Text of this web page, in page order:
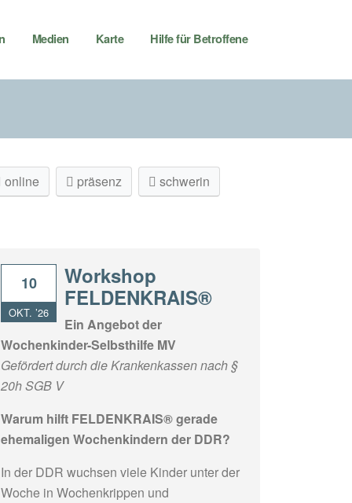
Medien Karte Hilfe für Betroffene
online präsenz schwerin
10
OKT. ’26
Workshop
FELDENKRAIS®
Ein Angebot der
Wochenkinder-Selbsthilfe MV
Gefördert durch die Krankenkassen nach §
20h SGB V
Warum hilft FELDENKRAIS® gerade
ehemaligen Wochenkindern der DDR?
In der DDR wuchsen viele Kinder unter der
Woche in Wochenkrippen und